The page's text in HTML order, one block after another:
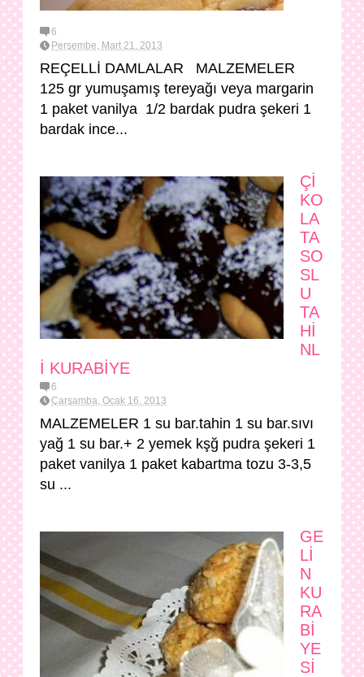
6
Perşembe, Mart 21, 2013
REÇELLİ DAMLALAR MALZEMELER
125 gr yumuşamış tereyağı veya margarin
1 paket vanilya 1/2 bardak pudra şekeri 1
bardak ince...
Çİ
KO
LA
TA
SO
SL
U
TA
Hİ
NL
İ KURABİYE
6
Çarşamba, Ocak 16, 2013
MALZEMELER 1 su bar.tahin 1 su bar.sıvı
yağ 1 su bar.+ 2 yemek kşğ pudra şekeri 1
paket vanilya 1 paket kabartma tozu 3-3,5
su ...
GE
Lİ
N
KU
RA
Bİ
YE
Sİ